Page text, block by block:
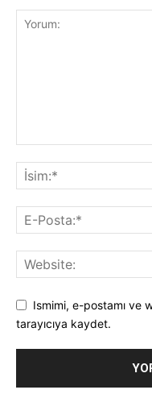
Ismimi, e-postamı ve
tarayıcıya kaydet.